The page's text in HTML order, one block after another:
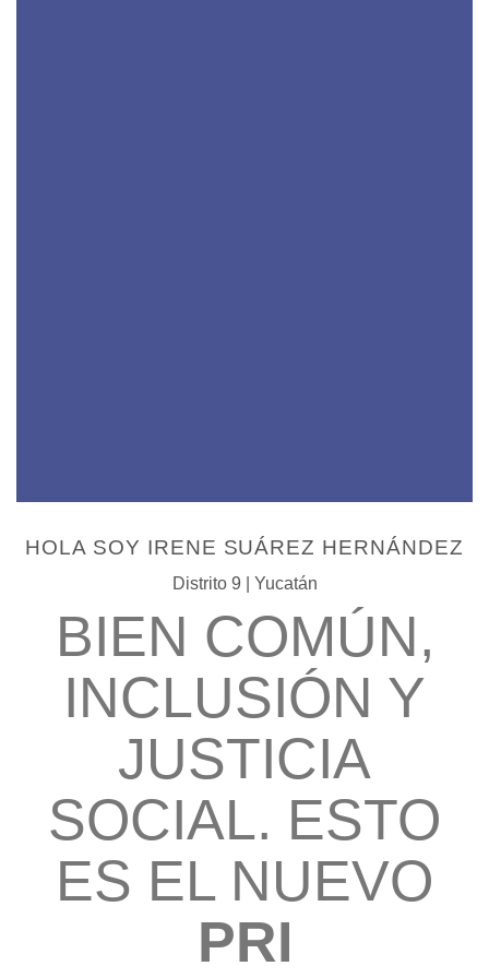
HOLA SOY IRENE SUÁREZ HERNÁNDEZ
Distrito 9 | Yucatán
BIEN COMÚN,
INCLUSIÓN Y
JUSTICIA
SOCIAL. ESTO
ES EL NUEVO
PRI